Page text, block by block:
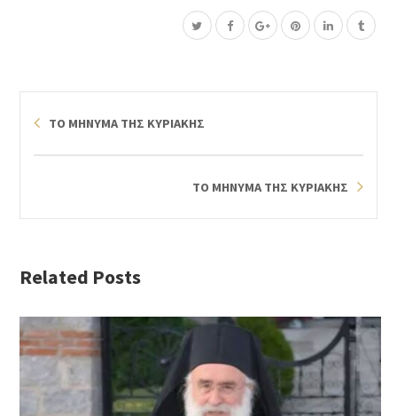
ΤΟ ΜΗΝΥΜΑ ΤΗΣ ΚΥΡΙΑΚΗΣ
ΤΟ ΜΗΝΥΜΑ ΤΗΣ ΚΥΡΙΑΚΗΣ
Related Posts